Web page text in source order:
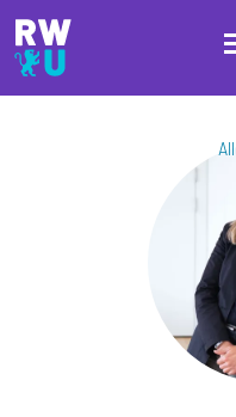
Direkt zum Inhalt
Direkt zur Hauptnavigation
Direkt zum Fußbereich